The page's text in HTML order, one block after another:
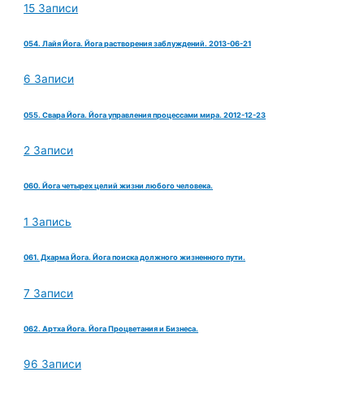
15 Записи
054. Лайя Йога. Йога растворения заблуждений. 2013-06-21
6 Записи
055. Свара Йога. Йога управления процессами мира. 2012-12-23
2 Записи
060. Йога четырех целий жизни любого человека.
1 Запись
061. Дхарма Йога. Йога поиска должного жизненного пути.
7 Записи
062. Артха Йога. Йога Процветания и Бизнеса.
96 Записи